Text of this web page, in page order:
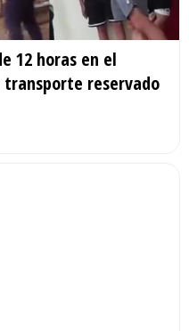
12 horas en el
reservado